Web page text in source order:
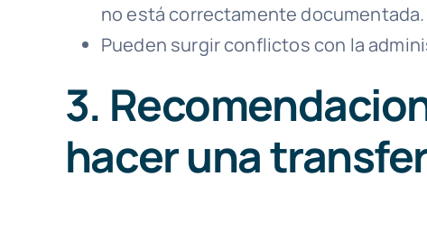
no está correctamente documentada.
Pueden surgir conflictos con la
3.
hacer una